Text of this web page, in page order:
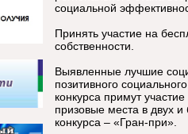
социальной
Принять участие на
собственности.
Выявленные лучшие
позитивного
конкурса примут
призовые места в двух
конкурса – «Гран-при».